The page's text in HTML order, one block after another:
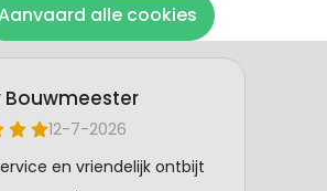
alle cookies